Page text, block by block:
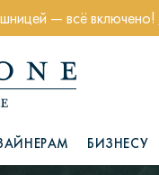
— всё включено!
БИЗНЕСУ